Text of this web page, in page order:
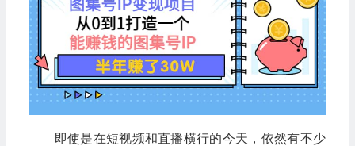
即使是在短视频和直播横行的今天，依然有不少